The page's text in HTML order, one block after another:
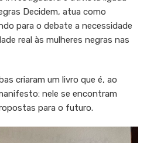
Decidem, atua como
para o debate a necessidade
real às mulheres negras nas
criaram um livro que é, ao
nele se encontram
para o futuro.